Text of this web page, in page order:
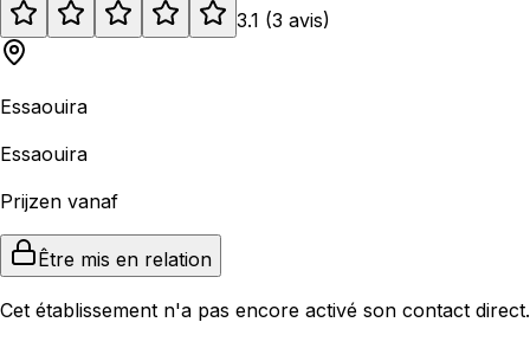
3.1 (3 avis)
Essaouira
Essaouira
Prijzen vanaf
Être mis en relation
Cet établissement n'a pas encore activé son contact direct.